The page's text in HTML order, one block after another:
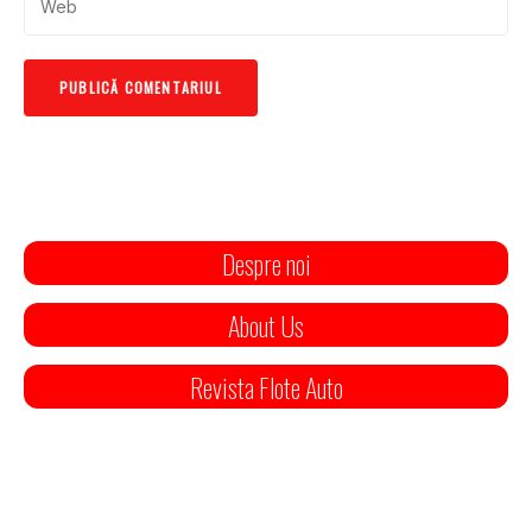
Despre noi
About Us
Revista Flote Auto